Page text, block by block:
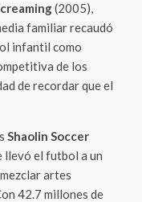
(2005),
familiar recaudó
infantil como
de los
de recordar que el
Shaolin Soccer
llevó el futbol a un
artes
42.7 millones de